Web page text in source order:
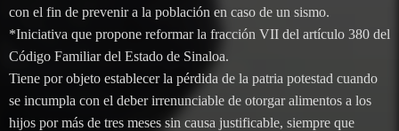
con el fin de prevenir a la población en caso de un sismo.
*Iniciativa que propone reformar la fracción VII del artículo 380 del
Código Familiar del Estado de Sinaloa.
Tiene por objeto establecer la pérdida de la patria potestad cuando
se incumpla con el deber irrenunciable de otorgar alimentos a los
hijos por más de tres meses sin causa justificable, siempre que